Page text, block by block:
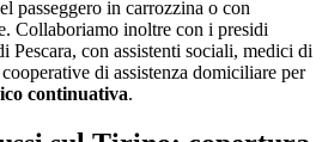
passeggero in carrozzina o con
Collaboriamo inoltre con i presidi
Pescara, con assistenti sociali, medici di
di assistenza domiciliare per
continuativa.